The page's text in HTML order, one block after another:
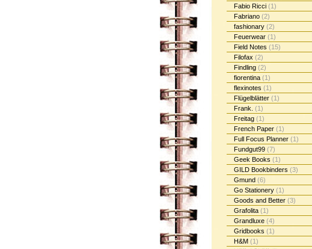
Fabio Ricci (1)
Fabriano (2)
fashionary (2)
Feuerwear (1)
Field Notes (15)
Filofax (2)
Findling (2)
fiorentina (1)
flexinotes (1)
Flügelblätter (1)
Frank. (1)
Freitag (1)
French Paper (1)
Full Focus Planner (1)
Fundgut99 (7)
Geek Books (1)
GILD Bookbinders (3)
Gmund (6)
Go Stationery (1)
Goods and Better (3)
Grafolita (1)
Grandluxe (4)
Gridbooks (1)
H&M (1)